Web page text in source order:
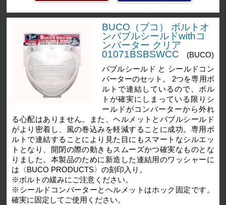
BUCO（ブコ） ボルトオ
ンバブルシールドwithコ
ンバーター クリア
01071BSBSWCC
(BUCO)
バブルシールド と シールドコン
バーターのセット。 2つを専用ボ
ルトで連結しているので、ボル
トが確実にしまっている限りシ
ールドがコンバーターから外れ
る心配はありません。また、ヘルメットとバブルシールド
がより密着し、風の巻込みを軽減することに成功。専用ボ
ルトで連結することにより見た目にもスマートなシルエッ
トとなり、開閉の際の動きもスムーズかつ確実なものとな
りました。本製品のために新造した連結用のワッシャーに
は〈BUCO PRODUCTS〉の刻印入り。
※ボルトの緩みにご注意ください。
※シールドコンバーターとヘルメットはホック固定です。
確実に固定してご使用ください。